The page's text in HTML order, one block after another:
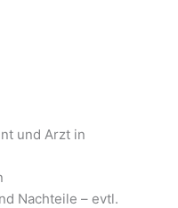
und Arzt in
Nachteile – evtl.